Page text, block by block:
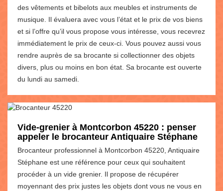
des vêtements et bibelots aux meubles et instruments de
musique. Il évaluera avec vous l’état et le prix de vos biens
et si l’offre qu’il vous propose vous intéresse, vous recevrez
immédiatement le prix de ceux-ci. Vous pouvez aussi vous
rendre auprès de sa brocante si collectionner des objets
divers, plus ou moins en bon état. Sa brocante est ouverte
du lundi au samedi.
Vide-grenier à Montcorbon 45220 : penser
appeler le brocanteur Antiquaire Stéphane
Brocanteur professionnel à Montcorbon 45220, Antiquaire
Stéphane est une référence pour ceux qui souhaitent
procéder à un vide grenier. Il propose de récupérer
moyennant des prix justes les objets dont vous ne vous en